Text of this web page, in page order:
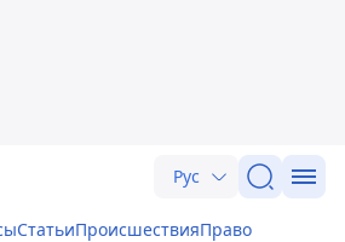
Рус
СтатьиПроисшествияПраво